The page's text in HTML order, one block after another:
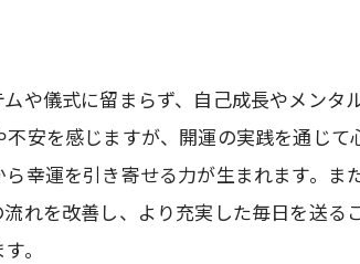
開運を実現するための具体的な行動
目標設定で運を動かす
チャレンジ精神が運を引き寄せる
開運に向けた効果的な計画作り
や儀式に留まらず、自己成長やメン
安を感じますが、開運の実践を通じ
幸運を引き寄せる力が生まれます。
れを改善し、より充実した毎日を送
。